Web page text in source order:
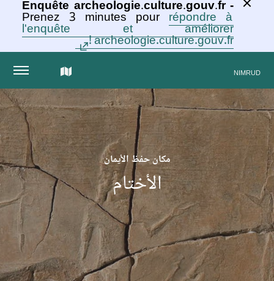
Enquête archeologie.culture.gouv.fr -
Prenez 3 minutes pour répondre à
l'enquête et améliorer
archeologie.culture.gouv.fr !
NIMRUD الخريطة
التفاعلية
للمجموعة
مكان حفظ الأيمان
الأختام